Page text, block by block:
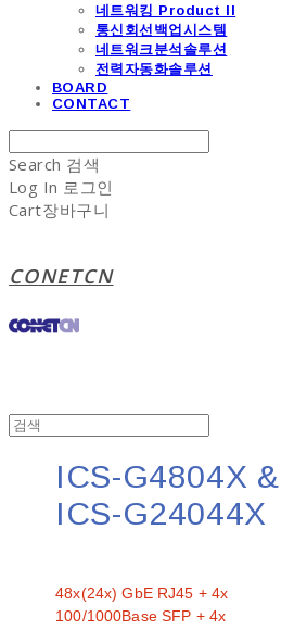
네트워킹 Product II
통신회선백업시스템
네트워크분석솔루션
전력자동화솔루션
BOARD
CONTACT
Search 검색
Log In 로그인
Cart장바구니
CONETCN
ICS-G4804X &
ICS-G24044X
48x(24x) GbE RJ45 + 4x
100/1000Base SFP + 4x